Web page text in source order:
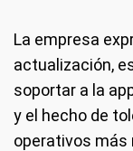
La empresa
actualización,
soportar a la
y el hecho de
operativos más